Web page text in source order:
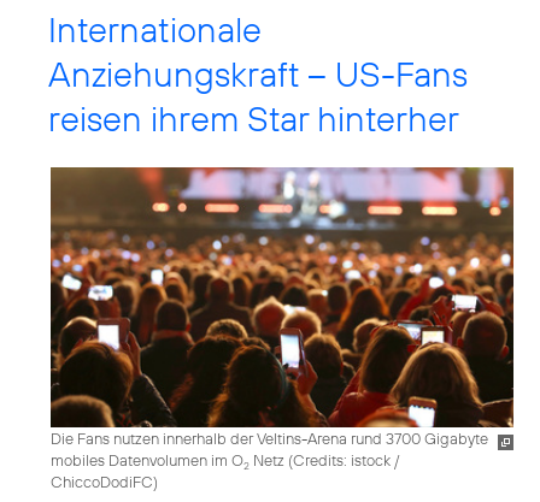
Internationale
Anziehungskraft – US-Fans
reisen ihrem Star hinterher
Die Fans nutzen innerhalb der Veltins-Arena rund 3700 Gigabyte
mobiles Datenvolumen im O2 Netz (Credits: istock /
ChiccoDodiFC)